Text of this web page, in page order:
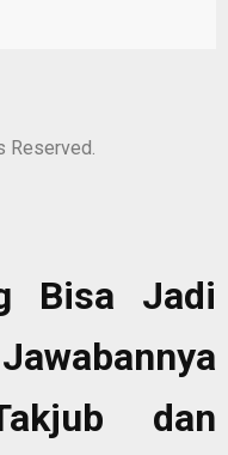
Reserved.
Bisa Jadi
dan